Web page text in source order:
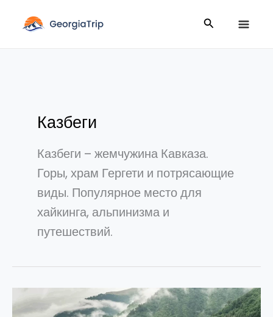
Поиск
Казбеги
Казбеги – жемчужина Кавказа.
Горы, храм Гергети и потрясающие
виды. Популярное место для
хайкинга, альпинизма и
путешествий.
запис